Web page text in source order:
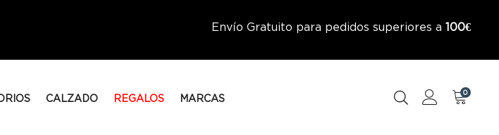
Envío Gratuito para pedidos superiores a 100€
CALZADO REGALOS MARCAS
0